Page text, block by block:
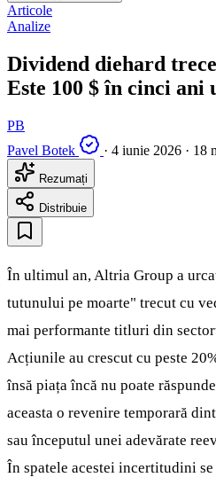
Articole
Analize
Dividend diehard
Este 100 $ în cinci ani
PB
Pavel Botek
· 4 iunie 2026 · 18
Rezumați
Distribuie
În ultimul an, Altria Group a
tutunului pe moarte" trecut cu
mai performante titluri din
Acțiunile au crescut cu peste
însă piața încă nu poate
aceasta o revenire temporară
sau începutul unei adevărate
În spatele acestei incertitudini